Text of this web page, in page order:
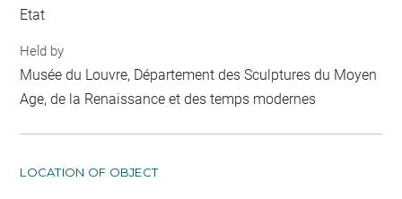
Etat
Held by
Musée du Louvre, Département des Sculptures du Moyen
Age, de la Renaissance et des temps modernes
LOCATION OF OBJECT